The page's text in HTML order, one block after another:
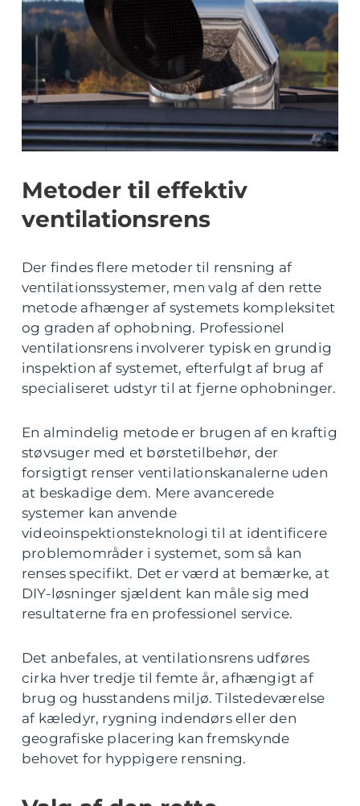
Metoder til effektiv
ventilationsrens
Der findes flere metoder til rensning af
ventilationssystemer, men valg af den rette
metode afhænger af systemets kompleksitet
og graden af ophobning. Professionel
ventilationsrens involverer typisk en grundig
inspektion af systemet, efterfulgt af brug af
specialiseret udstyr til at fjerne ophobninger.
En almindelig metode er brugen af en kraftig
støvsuger med et børstetilbehør, der
forsigtigt renser ventilationskanalerne uden
at beskadige dem. Mere avancerede
systemer kan anvende
videoinspektionsteknologi til at identificere
problemområder i systemet, som så kan
renses specifikt. Det er værd at bemærke, at
DIY-løsninger sjældent kan måle sig med
resultaterne fra en professionel service.
Det anbefales, at ventilationsrens udføres
cirka hver tredje til femte år, afhængigt af
brug og husstandens miljø. Tilstedeværelse
af kæledyr, rygning indendørs eller den
geografiske placering kan fremskynde
behovet for hyppigere rensning.